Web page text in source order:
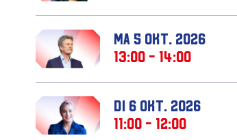
ma 5 okt. 2026
13:00 - 14:00
di 6 okt. 2026
11:00 - 12:00